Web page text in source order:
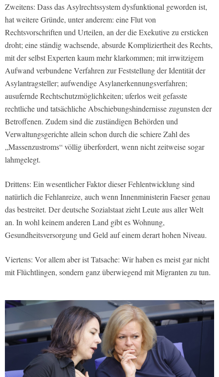
Zweitens: Dass das Asylrechtssystem dysfunktional geworden ist,
hat weitere Gründe, unter anderem: eine Flut von
Rechtsvorschriften und Urteilen, an der die Exekutive zu ersticken
droht; eine ständig wachsende, absurde Kompliziertheit des Rechts,
mit der selbst Experten kaum mehr klarkommen; mit irrwitzigem
Aufwand verbundene Verfahren zur Feststellung der Identität der
Asylantragsteller; aufwendige Asylanerkennungsverfahren;
ausufernde Rechtschutzmöglichkeiten; uferlos weit gefasste
rechtliche und tatsächliche Abschiebungshindernisse zugunsten der
Betroffenen. Zudem sind die zuständigen Behörden und
Verwaltungsgerichte allein schon durch die schiere Zahl des
„Massenzustroms“ völlig überfordert, wenn nicht zeitweise sogar
lahmgelegt.
Drittens: Ein wesentlicher Faktor dieser Fehlentwicklung sind
natürlich die Fehlanreize, auch wenn Innenministerin Faeser genau
das bestreitet. Der deutsche Sozialstaat zieht Leute aus aller Welt
an. In wohl keinem anderen Land gibt es Wohnung,
Gesundheitsversorgung und Geld auf einem derart hohen Niveau.
Viertens: Vor allem aber ist Tatsache: Wir haben es meist gar nicht
mit Flüchtlingen, sondern ganz überwiegend mit Migranten zu tun.